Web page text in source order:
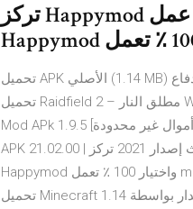
تركز Happymod على توفير 100٪ عمل Mods لمحبي اللعبة والتطبيقات.تاريخ
تحميل APK الأصلي (1.14 MB) جميع إصدارات وزارة الدفاع. Bass Booster v1.1.16 Mod (شراء مجاني) Mar 5, 2021.
تحميل Raidfield 2 – مطلق النار WW2 على الإنترنت Mod Apk 9.212 [أموال غير محدودة] تحميل Hello Kitty Friends
Mod APk 1.9.5 [أموال غير محدودة] تحميل Hotel Blast Mod APk 1.14.0 [أموال غير محدودة] تحميل Match المواعدة
APK 21.02.00 | أحدث إصدار 2021 تركز Happymod على توفير 100٪ عمل Mods لمحبي اللعبة والتطبيقات.تاريخ
Happymod واختيار 100 ٪ تعمل mod بالنسبة لك.. تحميل لعبه ماين كرافت الاصلية Minecraft 1.14 للاندرويد والايفون
تحميل Minecraft 1.14 لعبة ماين كرافت للموبايل اخر اصدار بواسطة admin آخر تحديث يونيو 21, 2020 أن مكتب الأمين